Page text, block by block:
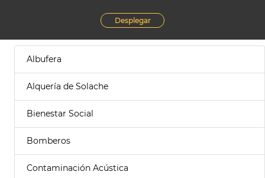
Desplegar
Albufera
Alquería de Solache
Bienestar Social
Bomberos
Contaminación Acústica